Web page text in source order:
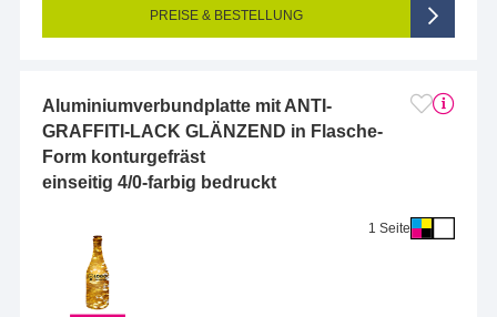
4/0-farbig CMYK (vollfarbig bedruckt)
PREISE & BESTELLUNG
Aluminiumverbundplatte mit ANTI-
GRAFFITI-LACK GLÄNZEND in Flasche-
Form konturgefräst
einseitig 4/0-farbig bedruckt
1 Seite